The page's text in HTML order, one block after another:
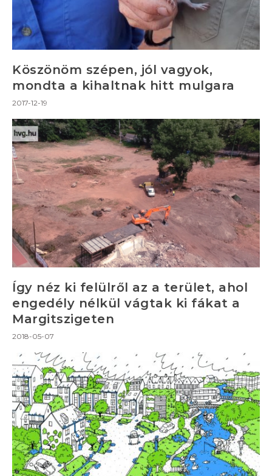
Köszönöm szépen, jól vagyok,
mondta a kihaltnak hitt mulgara
2017-12-19
Így néz ki felülről az a terület, ahol
engedély nélkül vágtak ki fákat a
Margitszigeten
2018-05-07